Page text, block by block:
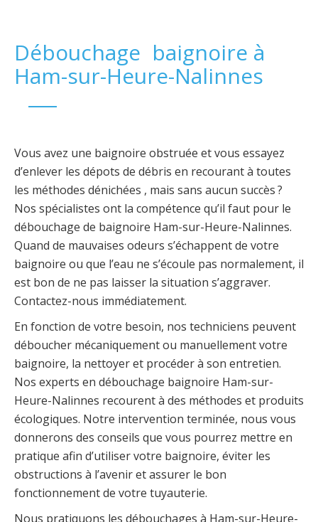
Débouchage baignoire à
Ham-sur-Heure-Nalinnes
Vous avez une baignoire obstruée et vous essayez
d’enlever les dépots de débris en recourant à toutes
les méthodes dénichées , mais sans aucun succès ?
Nos spécialistes ont la compétence qu’il faut pour le
débouchage de baignoire Ham-sur-Heure-Nalinnes.
Quand de mauvaises odeurs s’échappent de votre
baignoire ou que l’eau ne s’écoule pas normalement, il
est bon de ne pas laisser la situation s’aggraver.
Contactez-nous immédiatement.
En fonction de votre besoin, nos techniciens peuvent
déboucher mécaniquement ou manuellement votre
baignoire, la nettoyer et procéder à son entretien.
Nos experts en débouchage baignoire Ham-sur-
Heure-Nalinnes recourent à des méthodes et produits
écologiques. Notre intervention terminée, nous vous
donnerons des conseils que vous pourrez mettre en
pratique afin d’utiliser votre baignoire, éviter les
obstructions à l’avenir et assurer le bon
fonctionnement de votre tuyauterie.
Nous pratiquons les débouchages à Ham-sur-Heure-